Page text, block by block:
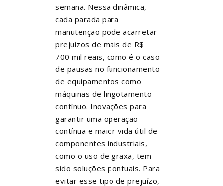
semana. Nessa dinâmica,
cada parada para
manutenção pode acarretar
prejuízos de mais de R$
700 mil reais, como é o caso
de pausas no funcionamento
de equipamentos como
máquinas de lingotamento
contínuo. Inovações para
garantir uma operação
contínua e maior vida útil de
componentes industriais,
como o uso de graxa, tem
sido soluções pontuais. Para
evitar esse tipo de prejuízo,